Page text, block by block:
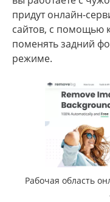
придут онлайн-
сайтов, с помощью
поменять задний
режиме.
Рабочая область